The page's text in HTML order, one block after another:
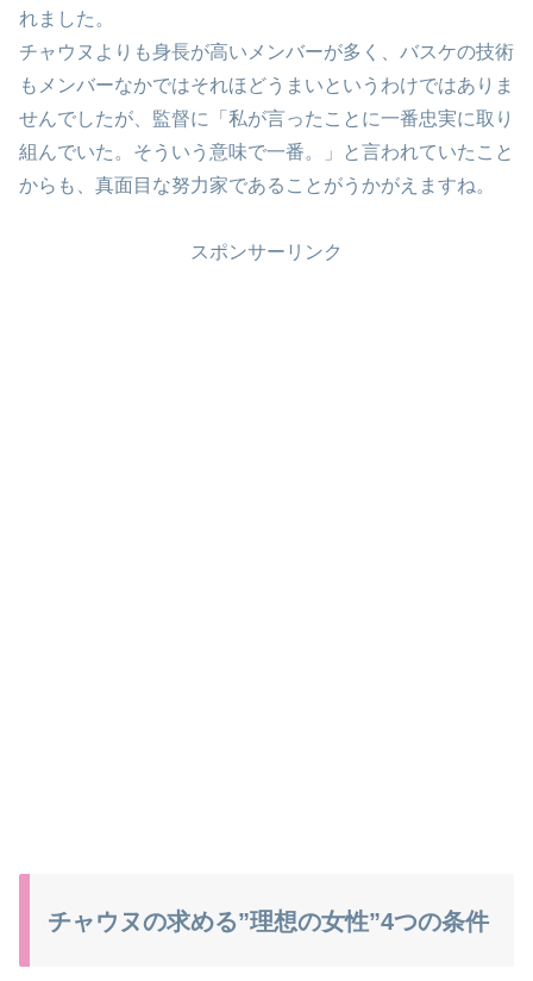
れました。
チャウヌよりも身長が高いメンバーが多く、バスケの技術
もメンバーなかではそれほどうまいというわけではありま
せんでしたが、監督に「私が言ったことに一番忠実に取り
組んでいた。そういう意味で一番。」と言われていたこと
からも、真面目な努力家であることがうかがえますね。
スポンサーリンク
チャウヌの求める”理想の女性”4つの条件